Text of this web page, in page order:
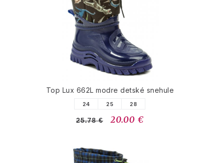
Top Lux 662L modre detské snehule
24 25 28
25.78 € 20.00 €